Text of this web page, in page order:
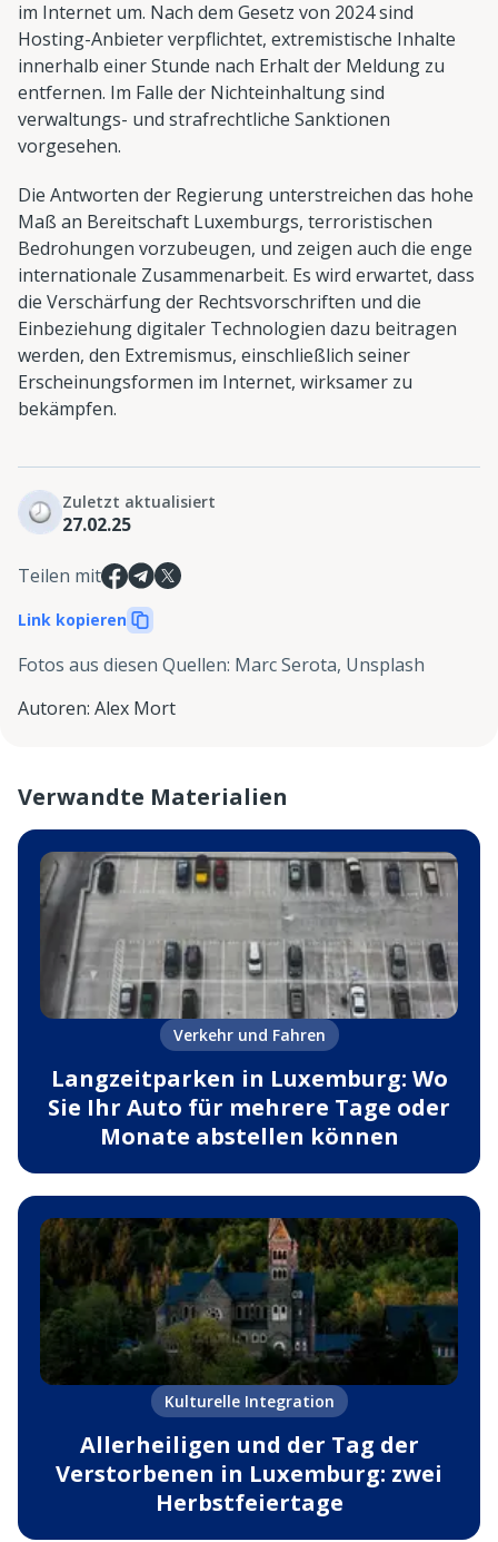
im Internet um. Nach dem Gesetz von 2024 sind
Hosting-Anbieter verpflichtet, extremistische Inhalte
innerhalb einer Stunde nach Erhalt der Meldung zu
entfernen. Im Falle der Nichteinhaltung sind
verwaltungs- und strafrechtliche Sanktionen
vorgesehen.
Die Antworten der Regierung unterstreichen das hohe
Maß an Bereitschaft Luxemburgs, terroristischen
Bedrohungen vorzubeugen, und zeigen auch die enge
internationale Zusammenarbeit. Es wird erwartet, dass
die Verschärfung der Rechtsvorschriften und die
Einbeziehung digitaler Technologien dazu beitragen
werden, den Extremismus, einschließlich seiner
Erscheinungsformen im Internet, wirksamer zu
bekämpfen.
Zuletzt aktualisiert
27.02.25
Teilen mit
Link kopieren
Fotos aus diesen Quellen: Marc Serota, Unsplash
Autoren: Alex Mort
Verwandte Materialien
Verkehr und Fahren
Langzeitparken in Luxemburg: Wo
Sie Ihr Auto für mehrere Tage oder
Monate abstellen können
Kulturelle Integration
Allerheiligen und der Tag der
Verstorbenen in Luxemburg: zwei
Herbstfeiertage